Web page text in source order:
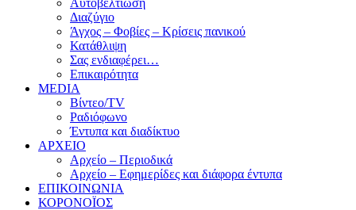
Αυτοβελτίωση
Διαζύγιο
Άγχος – Φοβίες – Κρίσεις πανικού
Κατάθλιψη
Σας ενδιαφέρει…
Επικαιρότητα
MEDIA
Βίντεο/TV
Ραδιόφωνο
Έντυπα και διαδίκτυο
ΑΡΧΕΙΟ
Αρχείο – Περιοδικά
Αρχείο – Εφημερίδες και διάφορα έντυπα
ΕΠΙΚΟΙΝΩΝΙΑ
ΚΟΡΟΝΟΪΟΣ